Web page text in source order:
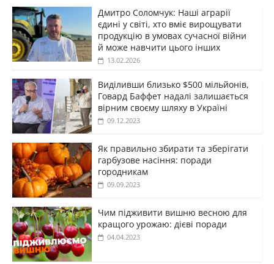
Дмитро Соломчук: Наші аграрії
єдині у світі, хто вміє вирощувати
продукцію в умовах сучасної війни
й може навчити цього інших
13.02.2026
Виділивши близько $500 мільйонів,
Говард Баффет надалі залишається
вірним своєму шляху в Україні
09.12.2023
Як правильно збирати та зберігати
гарбузове насіння: поради
городникам
09.09.2023
Чим підживити вишню весною для
кращого урожаю: дієві поради
04.04.2023